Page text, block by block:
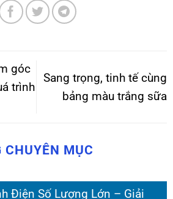
MỤC
Điện Số Lượng Lớn – Giải
góc
trình
Sang trọng, tinh tế cùng
bảng màu trắng sữa